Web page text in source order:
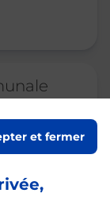
et fermer